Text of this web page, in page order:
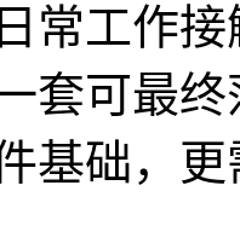
常工作
套可最
基础，